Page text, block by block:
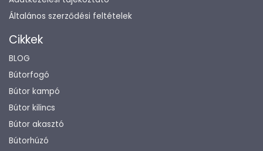
Általános szerződési feltételek
Cikkek
BLOG
Bútorfogó
Bútor kampó
Bútor kilincs
Bútor akasztó
Bútorhúzó